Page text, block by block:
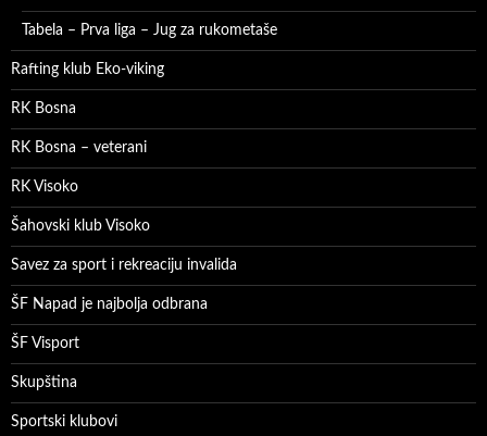
Tabela – Prva liga – Jug za rukometaše
Rafting klub Eko-viking
RK Bosna
RK Bosna – veterani
RK Visoko
Šahovski klub Visoko
Savez za sport i rekreaciju invalida
ŠF Napad je najbolja odbrana
ŠF Visport
Skupština
Sportski klubovi